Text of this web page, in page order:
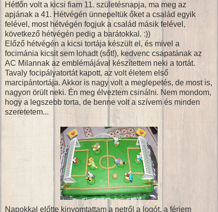
Hétfőn volt a kicsi fiam 11. születésnapja, ma meg az
apjának a 41. Hétvégén ünnepeltük őket a család egyik
felével, most hétvégén fogjuk a család másik felével,
következő hétvégén pedig a barátokkal. :))
Előző hétvégén a kicsi tortája készült el, és mivel a
focimánia kicsit sem lohadt (sőt!), kedvenc csapatának az
AC Milannak az emblémájával készítettem neki a tortát.
Tavaly focipályatortát kapott, az volt életem első
marcipántortája. Akkor is nagy volt a meglepetés, de most is,
nagyon örült neki. Én meg élveztem csinálni. Nem mondom,
hogy a legszebb torta, de benne volt a szívem és minden
szeretetem...
Napokkal előtte kinyomtattam a netről a logót, a férjem